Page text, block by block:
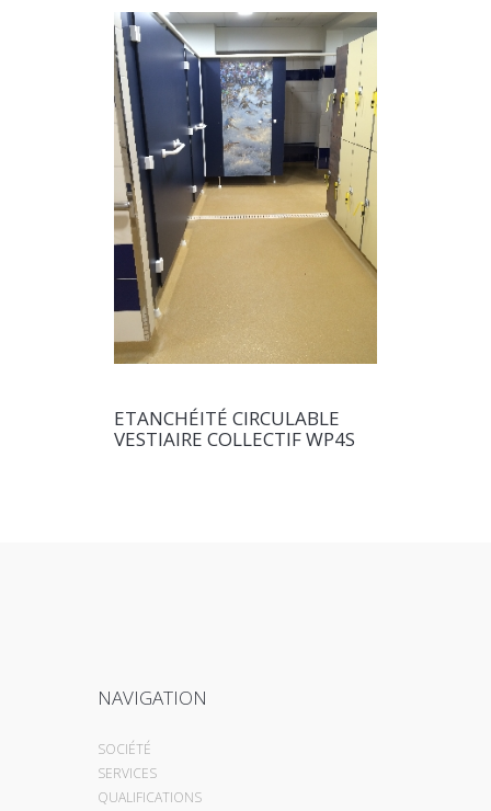
ETANCHÉITÉ CIRCULABLE
VESTIAIRE COLLECTIF WP4S
NAVIGATION
SOCIÉTÉ
SERVICES
QUALIFICATIONS